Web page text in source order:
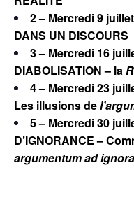
2 – Mercredi 9
DANS UN DISCOURS
3 – Mercredi 16
DIABOLISATION – la
4 – Mercredi 23
Les illusions de
5 – Mercredi 30
D’IGNORANCE –
argumentum ad